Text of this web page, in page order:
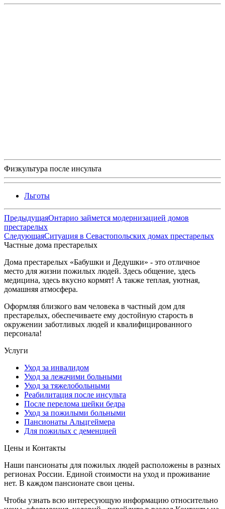
Физкультура после инсульта
Льготы
ПредыдущаяОнтарио займется модернизацией домов
престарелых
СледующаяСитуация в Севастопольских домах престарелых
Частные дома престарелых
Дома престарелых «Бабушки и Дедушки» - это отличное
место для жизни пожилых людей. Здесь общение, здесь
медицина, здесь вкусно кормят! А также теплая, уютная,
домашняя атмосфера.
Оформляя близкого вам человека в частный дом для
престарелых, обеспечиваете ему достойную старость в
окружении заботливых людей и квалифицированного
персонала!
Услуги
Уход за инвалидом
Уход за лежачими больными
Уход за тяжелобольными
Реабилитация после инсульта
После перелома шейки бедра
Уход за пожилыми больными
Пансионаты Альцгеймера
Для пожилых с деменцией
Цены и Контакты
Наши пансионаты для пожилых людей расположены в разных
регионах России. Единой стоимости на уход и проживание
нет. В каждом пансионате свои цены.
Чтобы узнать всю интересующую информацию относительно